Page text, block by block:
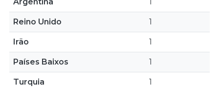
Reino Unido 1
Irão 1
Países Baixos 1
Turquia 1